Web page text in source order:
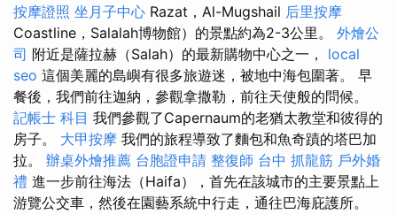
按摩證照 坐月子中心 Razat，Al-Mugshail 后里按摩
Coastline，Salalah博物館）的景點約為2-3公里。 外燴公
司 附近是薩拉赫（Salah）的最新購物中心之一， local
seo 這個美麗的島嶼有很多旅遊迷，被地中海包圍著。 早
餐後，我們前往迦納，參觀拿撒勒，前往天使般的問候。
記帳士 科目 我們參觀了Capernaum的老猶太教堂和彼得的
房子。 大甲按摩 我們的旅程導致了麵包和魚奇蹟的塔巴加
拉。 辦桌外燴推薦 台胞證申請 整復師 台中 抓龍筋 戶外婚
禮 進一步前往海法（Haifa），首先在該城市的主要景點上
游覽公交車，然後在園藝系統中行走，通往巴海庇護所。